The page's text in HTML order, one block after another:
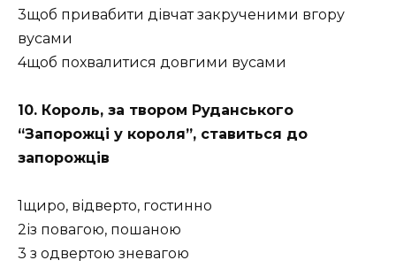
3щоб привабити дівчат закрученими вгору
вусами
4щоб похвалитися довгими вусами
10. Король, за твором Руданського
“Запорожці у короля”, ставиться до
запорожців
1щиро, відверто, гостинно
2із повагою, пошаною
3 з одвертою зневагою